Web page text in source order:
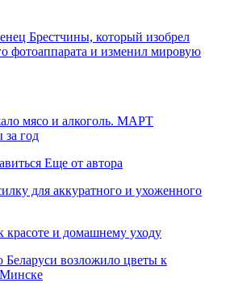
Брестчины, который изобрел
фотоаппарата и изменил мировую
мясо и алкоголь. МАРТ
за год
Еще от автора
для аккуратного и ухоженного
и домашнему уходу
Беларуси возложило цветы к